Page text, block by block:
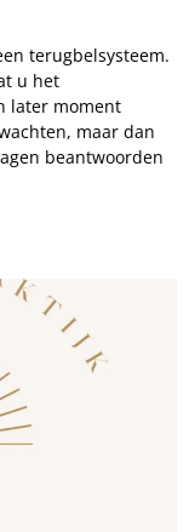
terugbelsysteem.
u het
later moment
maar dan
beantwoorden